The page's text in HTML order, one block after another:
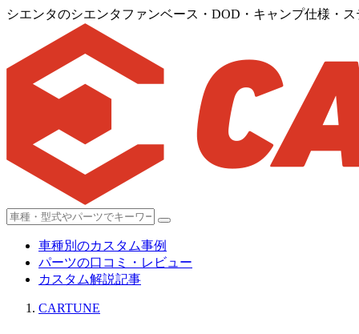
シエンタのシエンタファンベース・DOD・キャンプ仕様・
車種別のカスタム事例
パーツの口コミ・レビュー
カスタム解説記事
CARTUNE